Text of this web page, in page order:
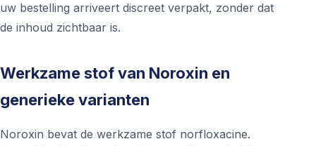
uw bestelling arriveert discreet verpakt, zonder dat
de inhoud zichtbaar is.
Werkzame stof van Noroxin en
generieke varianten
Noroxin bevat de werkzame stof norfloxacine.